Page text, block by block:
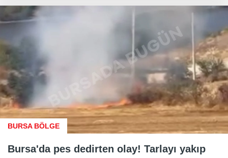
BURSA BÖLGE
Bursa'da pes dedirten olay! Tarlayı yakıp